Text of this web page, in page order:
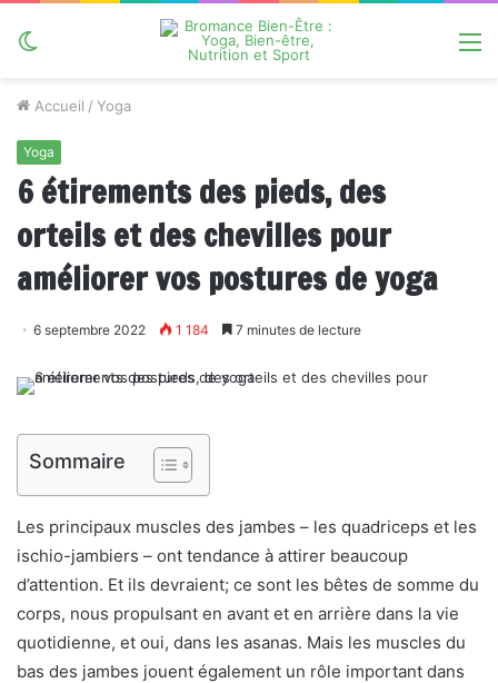
Accueil / Yoga
Yoga
6 étirements des pieds, des
orteils et des chevilles pour
améliorer vos postures de yoga
6 septembre 2022 1 184 7 minutes de lecture
Sommaire
Les principaux muscles des jambes – les quadriceps et les
ischio-jambiers – ont tendance à attirer beaucoup
d’attention. Et ils devraient; ce sont les bêtes de somme du
corps, nous propulsant en avant et en arrière dans la vie
quotidienne, et oui, dans les asanas. Mais les muscles du
bas des jambes jouent également un rôle important dans